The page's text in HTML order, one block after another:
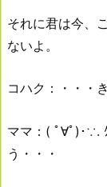
それに君は今、
ないよ。
コハク：・・・
ママ：( ﾟ∀ﾟ)･∵.
う・・・